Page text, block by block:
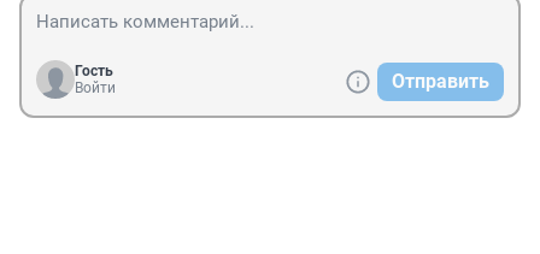
Гость
Войти
Отправить